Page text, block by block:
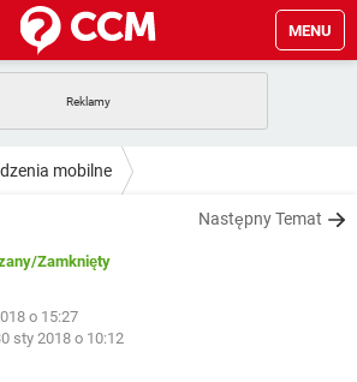
MENU
WHATSAPP
FACEBOOK
TIKTOK
TIKTOK
NETFLIX
mobilne
Następny Temat
/Zamknięty
o 15:27
sty 2018 o 10:12